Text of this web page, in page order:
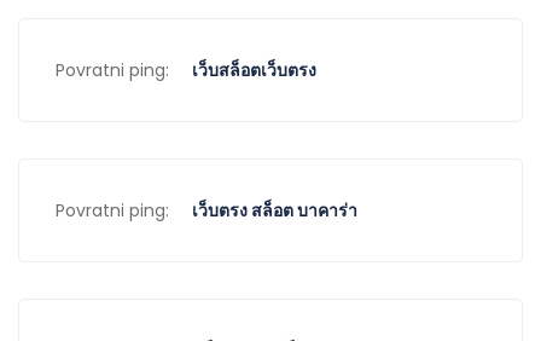
Povratni ping: เว็บสล็อตเว็บตรง
Povratni ping: เว็บตรง สล็อต บาคาร่า